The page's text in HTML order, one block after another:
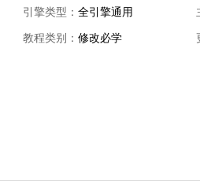
引擎类型： 全引擎通用
教程类别： 修改必学